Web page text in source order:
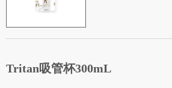
Tritan吸管杯300mL